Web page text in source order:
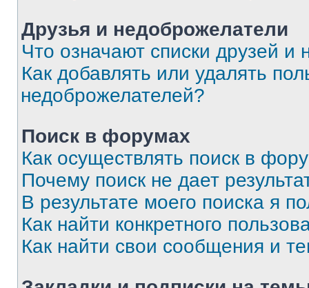
Друзья и недоброжелатели
Что означают списки друзей и
Как добавлять или удалять
недоброжелателей?
Поиск в форумах
Как осуществлять поиск в
Почему поиск не дает
В результате моего поиска я
Как найти конкретного
Как найти свои сообщения и